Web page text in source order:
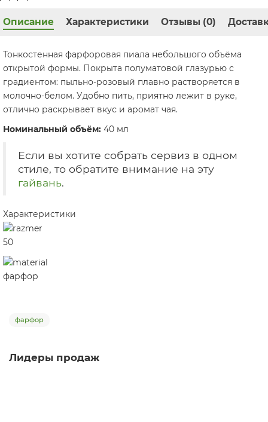
Описание Характеристики Отзывы (0)
Тонкостенная фарфоровая пиала небольшого объёма
открытой формы. Покрыта полуматовой глазурью с
градиентом: пыльно-розовый плавно растворяется в
молочно-белом. Удобно пить, приятно лежит в руке,
отлично раскрывает вкус и аромат чая.
Номинальный объём: 40 мл
Если вы хотите собрать сервиз в одном
стиле, то обратите внимание на эту
гайвань.
Характеристики
50
фарфор
фарфор
Лидеры продаж